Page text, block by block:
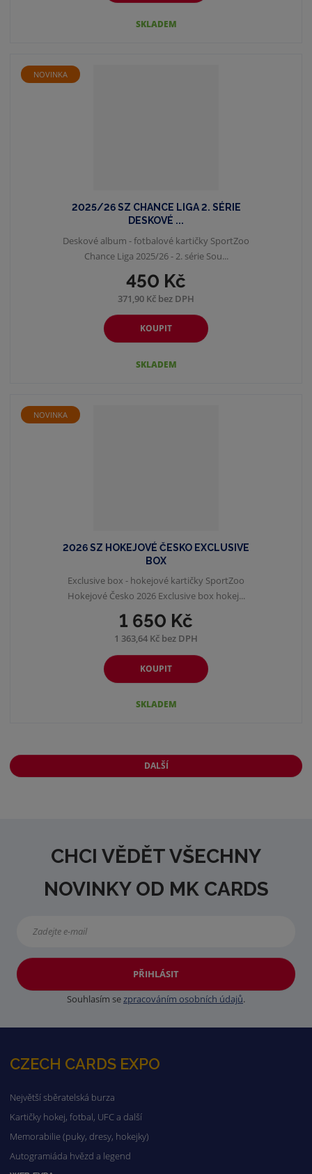
SKLADEM
NOVINKA
2025/26 SZ CHANCE LIGA 2. SÉRIE
DESKOVÉ ...
450 Kč
371,90 Kč bez DPH
KOUPIT
SKLADEM
Deskové album - fotbalové kartičky SportZoo
Chance Liga 2025/26 - 2. série Sou...
NOVINKA
2026 SZ HOKEJOVÉ ČESKO EXCLUSIVE
BOX
1 650 Kč
1 363,64 Kč bez DPH
KOUPIT
SKLADEM
Exclusive box - hokejové kartičky SportZoo
Hokejové Česko 2026 Exclusive box hokej...
DALŠÍ
CHCI VĚDĚT VŠECHNY
NOVINKY OD MK CARDS
PŘIHLÁSIT
Souhlasím se zpracováním osobních údajů.
CZECH CARDS EXPO
Největší sběratelská burza
Kartičky hokej, fotbal, UFC a další
Memorabilie (puky, dresy, hokejky)
Autogramiáda hvězd a legend